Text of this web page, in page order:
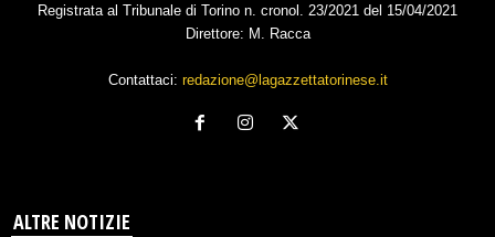
Registrata al Tribunale di Torino n. cronol. 23/2021 del 15/04/2021
Direttore: M. Racca
Contattaci: redazione@lagazzettatorinese.it
ALTRE NOTIZIE